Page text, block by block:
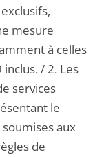
mesure
à celles
/ 2. Les
services
le
aux
de